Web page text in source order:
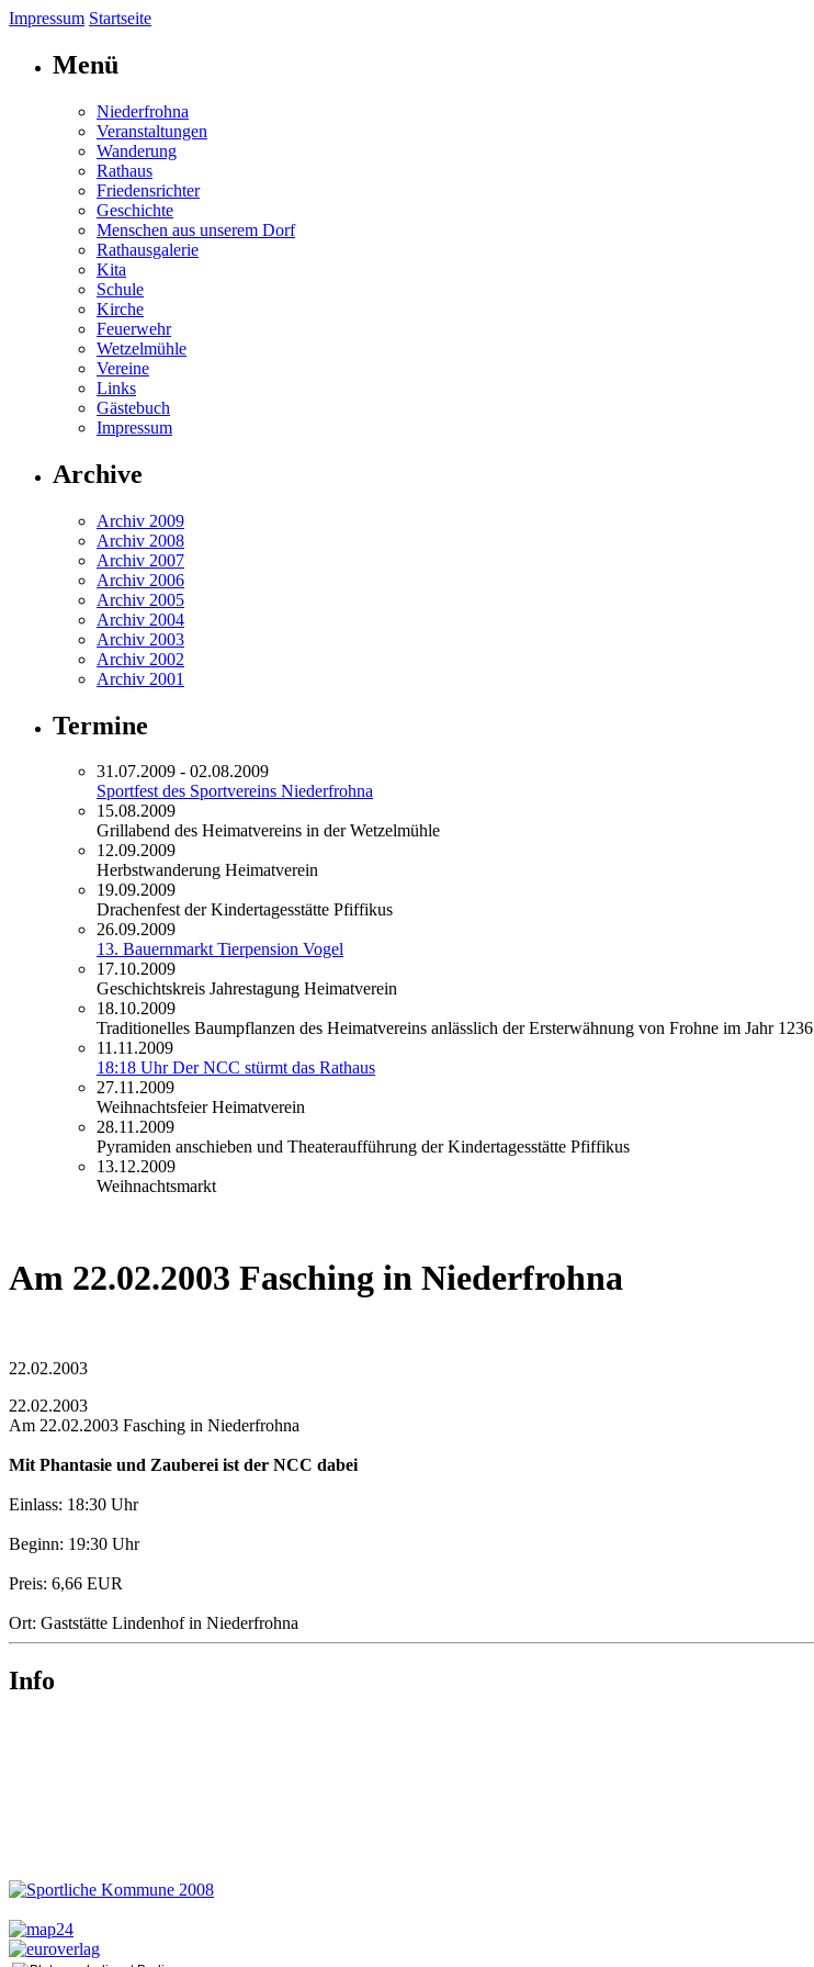
Impressum Startseite
Menü
Niederfrohna
Veranstaltungen
Wanderung
Rathaus
Friedensrichter
Geschichte
Menschen aus unserem Dorf
Rathausgalerie
Kita
Schule
Kirche
Feuerwehr
Wetzelmühle
Vereine
Links
Gästebuch
Impressum
Archive
Archiv 2009
Archiv 2008
Archiv 2007
Archiv 2006
Archiv 2005
Archiv 2004
Archiv 2003
Archiv 2002
Archiv 2001
Termine
31.07.2009 - 02.08.2009
Sportfest des Sportvereins Niederfrohna
15.08.2009
Grillabend des Heimatvereins in der Wetzelmühle
12.09.2009
Herbstwanderung Heimatverein
19.09.2009
Drachenfest der Kindertagesstätte Pfiffikus
26.09.2009
13. Bauernmarkt Tierpension Vogel
17.10.2009
Geschichtskreis Jahrestagung Heimatverein
18.10.2009
Traditionelles Baumpflanzen des Heimatvereins anlässlich der Ersterwähnung von Frohne im Jahr 1236
11.11.2009
18:18 Uhr Der NCC stürmt das Rathaus
27.11.2009
Weihnachtsfeier Heimatverein
28.11.2009
Pyramiden anschieben und Theateraufführung der Kindertagesstätte Pfiffikus
13.12.2009
Weihnachtsmarkt
Am 22.02.2003 Fasching in Niederfrohna
22.02.2003
22.02.2003
Am 22.02.2003 Fasching in Niederfrohna
Mit Phantasie und Zauberei ist der NCC dabei
Einlass: 18:30 Uhr
Beginn: 19:30 Uhr
Preis: 6,66 EUR
Ort: Gaststätte Lindenhof in Niederfrohna
Info